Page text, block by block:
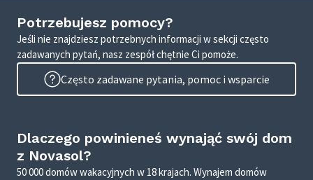
Potrzebujesz pomocy?
Jeśli nie znajdziesz potrzebnych informacji w sekcji często
zadawanych pytań, nasz zespół chętnie Ci pomoże.
Często zadawane pytania, pomoc i wsparcie
Dlaczego powinieneś wynająć swój dom
z Novasol?
50 000 domów wakacyjnych w 18 krajach. Wynajem domów